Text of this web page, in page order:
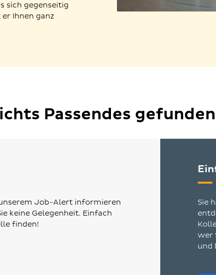
sich gegenseitig
Ihnen ganz
Passendes
Job-Alert informieren
keine Gelegenheit. Einfach
finden!
Sie
wer
und